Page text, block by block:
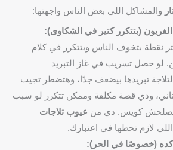
والمشاكل اللي بعض الناس واجهتها:
(بتتكرر كتير في الشكاوى):
نقطة بتخوف الناس وبتتكرر في كلام
لو حصل تسريب في غاز التبريد
تبريدها بيضعف جدًا، وهتضطر تجيب
ودي قصة مكلفة وممكن تتكرر لو سبب
كويس. دي من عيوب ثلاجات
اللي لازم تحطها في اعتبارك.
كده (خصوصًا في الحر):